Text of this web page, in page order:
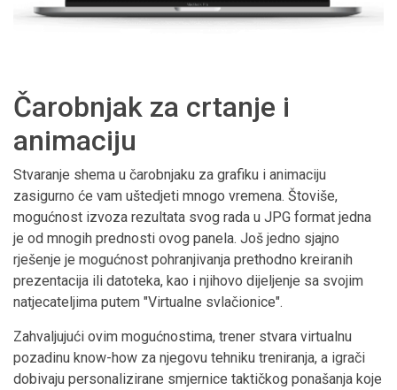
Čarobnjak za crtanje i
animaciju
Stvaranje shema u čarobnjaku za grafiku i animaciju
zasigurno će vam uštedjeti mnogo vremena. Štoviše,
mogućnost izvoza rezultata svog rada u JPG format jedna
je od mnogih prednosti ovog panela. Još jedno sjajno
rješenje je mogućnost pohranjivanja prethodno kreiranih
prezentacija ili datoteka, kao i njihovo dijeljenje sa svojim
natjecateljima putem "Virtualne svlačionice".
Zahvaljujući ovim mogućnostima, trener stvara virtualnu
pozadinu know-how za njegovu tehniku treniranja, a igrači
dobivaju personalizirane smjernice taktičkog ponašanja koje